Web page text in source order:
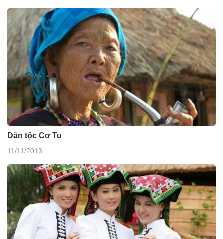
Dân tộc Cơ Tu
11/11/2013